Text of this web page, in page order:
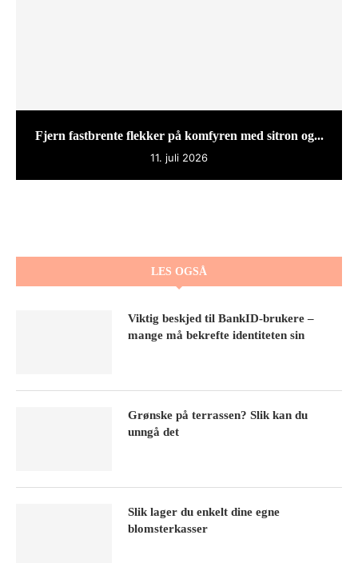
Fjern fastbrente flekker på komfyren med sitron og...
11. juli 2026
LES OGSÅ
Viktig beskjed til BankID-brukere –
mange må bekrefte identiteten sin
Grønske på terrassen? Slik kan du
unngå det
Slik lager du enkelt dine egne
blomsterkasser